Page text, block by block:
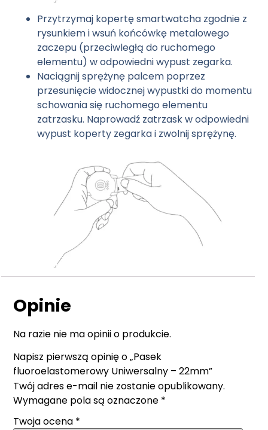
Przytrzymaj kopertę smartwatcha zgodnie z
rysunkiem i wsuń końcówkę metalowego
zaczepu (przeciwległą do ruchomego
elementu) w odpowiedni wypust zegarka.
Naciągnij sprężynę palcem poprzez
przesunięcie widocznej wypustki do momentu
schowania się ruchomego elementu
zatrzasku. Naprowadź zatrzask w odpowiedni
wypust koperty zegarka i zwolnij sprężynę.
Opinie
Na razie nie ma opinii o produkcie.
Napisz pierwszą opinię o „Pasek
fluoroelastomerowy Uniwersalny – 22mm”
Twój adres e-mail nie zostanie opublikowany.
Wymagane pola są oznaczone *
Twoja ocena *